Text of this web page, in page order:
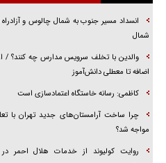
خواهرم فرمانده جهادی و اهل خدمت بی‌منت بود
جزئیات شکنجه‌هایم فراتر از آن است که در بیان
بگنجد!
برابر یورش به پاسگاه‌های پلیس
انسداد مسیر جنوب به شمال چالوس و
شمال
والدین با تخلف سرویس مدارس چه کنند؟ /
اضافه تا معطلی دانش‌آموز
کاظمی: رسانه خاستگاه اعتمادسازی است
چرا ساخت آرامستان‌های جدید تهران با
مواجه شد؟
روایت کولیوند از خدمات هلال احمر در